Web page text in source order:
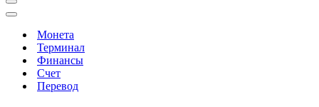
Меню
навигации
Меню
навигацииМонета
Терминал
Финансы
Счет
Перевод